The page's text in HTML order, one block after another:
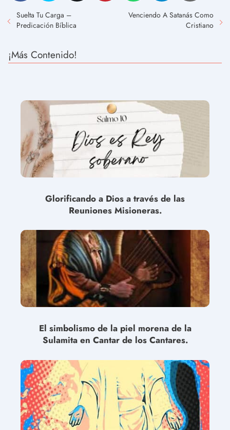
Suelta Tu Carga –
Predicación Bíblica
Venciendo A Satanás Como
Cristiano
¡Más Contenido!
Glorificando a Dios a través de las
Reuniones Misioneras.
El simbolismo de la piel morena de la
Sulamita en Cantar de los Cantares.